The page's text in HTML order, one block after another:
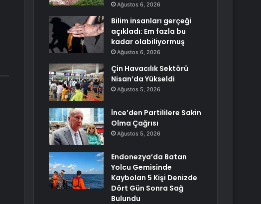
Ağustos 6, 2026
Bilim insanları gerçeği
açıkladı: Em fazla bu
kadar olabiliyormuş
Ağustos 6, 2026
Çin Havacılık Sektörü
Nisan’da Yükseldi
Ağustos 5, 2026
İnce’den Partililere Sakin
Olma Çağrısı
Ağustos 5, 2026
Endonezya’da Batan
Yolcu Gemisinde
Kaybolan 5 Kişi Denizde
Dört Gün Sonra Sağ
Bulundu